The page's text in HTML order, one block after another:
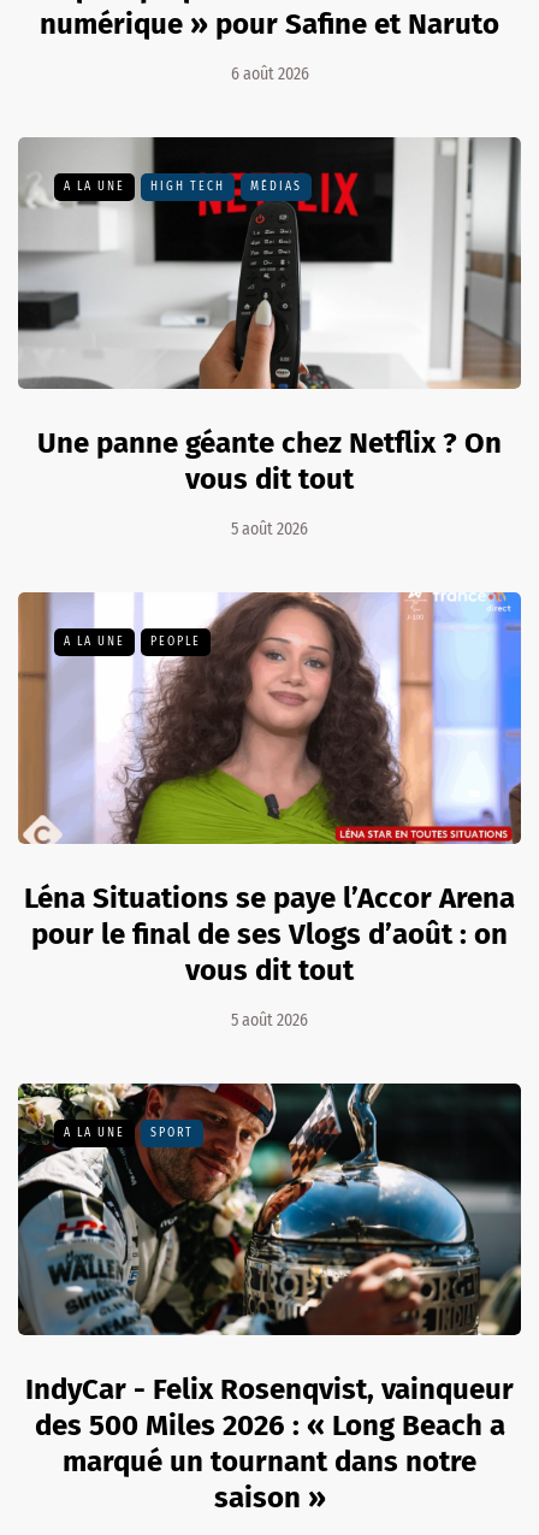
numérique » pour Safine et Naruto
6 août 2026
A LA UNE HIGH TECH MÉDIAS
Une panne géante chez Netflix ? On
vous dit tout
5 août 2026
A LA UNE PEOPLE
Léna Situations se paye l’Accor Arena
pour le final de ses Vlogs d’août : on
vous dit tout
5 août 2026
A LA UNE SPORT
IndyCar - Felix Rosenqvist, vainqueur
des 500 Miles 2026 : « Long Beach a
marqué un tournant dans notre
saison »